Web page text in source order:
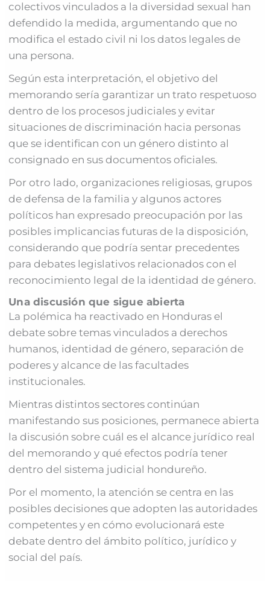
colectivos vinculados a la diversidad sexual han
defendido la medida, argumentando que no
modifica el estado civil ni los datos legales de
una persona.
Según esta interpretación, el objetivo del
memorando sería garantizar un trato respetuoso
dentro de los procesos judiciales y evitar
situaciones de discriminación hacia personas
que se identifican con un género distinto al
consignado en sus documentos oficiales.
Por otro lado, organizaciones religiosas, grupos
de defensa de la familia y algunos actores
políticos han expresado preocupación por las
posibles implicancias futuras de la disposición,
considerando que podría sentar precedentes
para debates legislativos relacionados con el
reconocimiento legal de la identidad de género.
Una discusión que sigue abierta
La polémica ha reactivado en Honduras el
debate sobre temas vinculados a derechos
humanos, identidad de género, separación de
poderes y alcance de las facultades
institucionales.
Mientras distintos sectores continúan
manifestando sus posiciones, permanece abierta
la discusión sobre cuál es el alcance jurídico real
del memorando y qué efectos podría tener
dentro del sistema judicial hondureño.
Por el momento, la atención se centra en las
posibles decisiones que adopten las autoridades
competentes y en cómo evolucionará este
debate dentro del ámbito político, jurídico y
social del país.